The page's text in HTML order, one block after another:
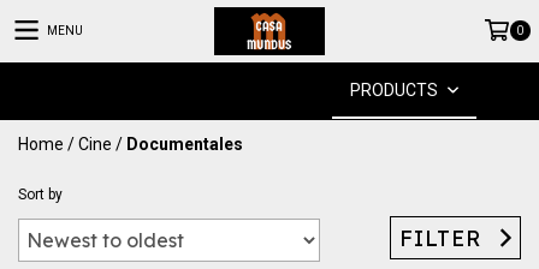
MENU 0
PRODUCTS
Home /Cine / Documentales
Sort by
FILTER